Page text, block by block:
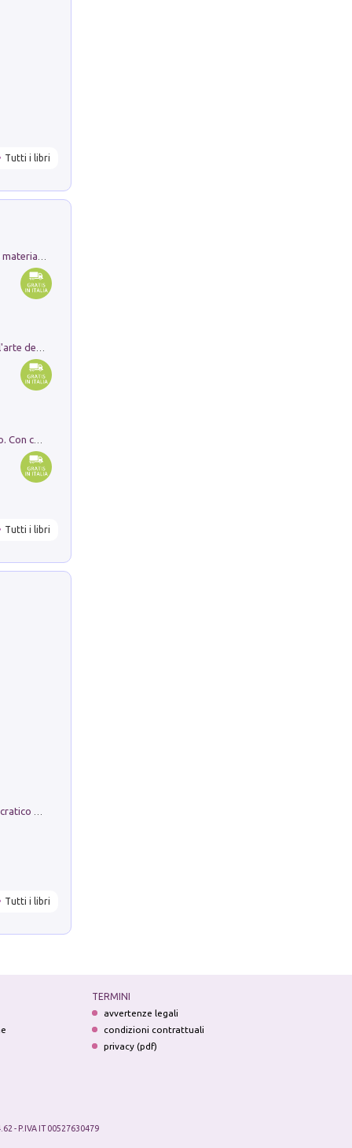
Tutti i libri
Ricerche dei dottorandi in storia dell'arte della Sapienza
Tutti i libri
Tutti i libri
TERMINI
avvertenze legali
condizioni contrattuali
privacy (pdf)
- P.IVA IT 00527630479